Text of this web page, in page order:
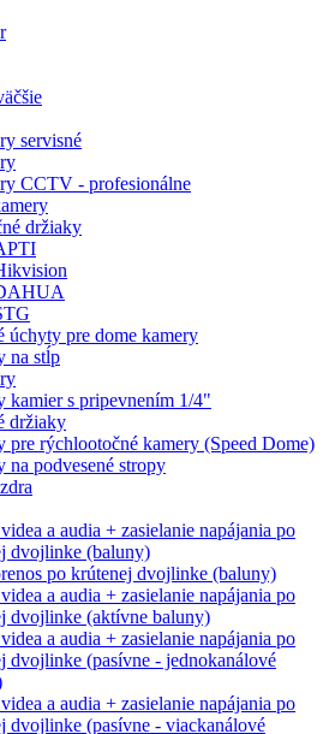
servisné
CCTV - profesionálne
držiaky
úchyty pre dome kamery
na stĺp
kamier s pripevnením 1/4"
držiaky
pre rýchlootočné kamery (Speed Dome)
na podvesené stropy
a audia + zasielanie napájania po
dvojlinke (baluny)
po krútenej dvojlinke (baluny)
a audia + zasielanie napájania po
dvojlinke (aktívne baluny)
a audia + zasielanie napájania po
dvojlinke (pasívne - jednokanálové
a audia + zasielanie napájania po
dvojlinke (pasívne - viackanálové